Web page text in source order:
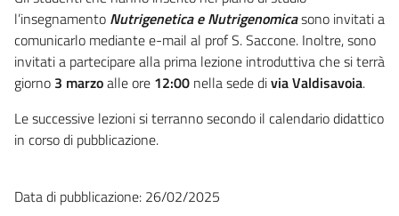
l’insegnamento Nutrigenetica e Nutrigenomicasono invitati a
comunicarlo mediante e-mail al prof S. Saccone. Inoltre, sono
invitati a partecipare alla prima lezione introduttiva che si terrà
giorno 3 marzoalle ore 12:00 nella sede divia Valdisavoia.
Le successive lezioni si terranno secondo il calendario didattico
in corso di pubblicazione.
Data di pubblicazione: 26/02/2025